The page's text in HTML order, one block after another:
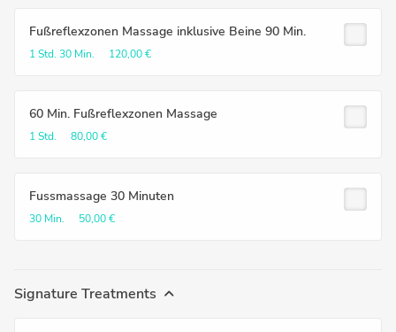
Fußreflexzonen Massage inklusive Beine 90 Min.
1 Std. 30 Min. 120,00 €
60 Min. Fußreflexzonen Massage
1 Std. 80,00 €
Fussmassage 30 Minuten
30 Min. 50,00 €
Signature Treatments